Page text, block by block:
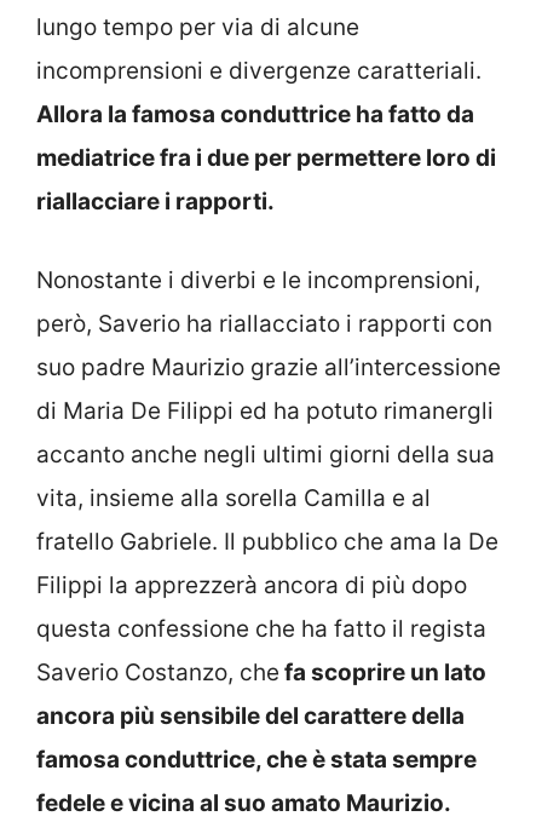
lungo tempo per via di alcune
incomprensioni e divergenze caratteriali.
Allora la famosa conduttrice ha fatto da
mediatrice fra i due per permettere loro di
riallacciare i rapporti.
Nonostante i diverbi e le incomprensioni,
però, Saverio ha riallacciato i rapporti con
suo padre Maurizio grazie all’intercessione
di Maria De Filippi ed ha potuto rimanergli
accanto anche negli ultimi giorni della sua
vita, insieme alla sorella Camilla e al
fratello Gabriele. Il pubblico che ama la De
Filippi la apprezzerà ancora di più dopo
questa confessione che ha fatto il regista
Saverio Costanzo, che fa scoprire un lato
ancora più sensibile del carattere della
famosa conduttrice, che è stata sempre
fedele e vicina al suo amato Maurizio.